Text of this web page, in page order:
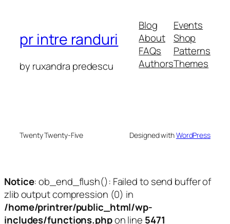
pr intre randuri
by ruxandra predescu
Blog
About
FAQs
Authors
Events
Shop
Patterns
Themes
Twenty Twenty-Five Designed withWordPress
Notice: ob_end_flush(): Failed to send buffer of
zlib output compression (0) in
/home/printrer/public_html/wp-
includes/functions.phpon line 5471